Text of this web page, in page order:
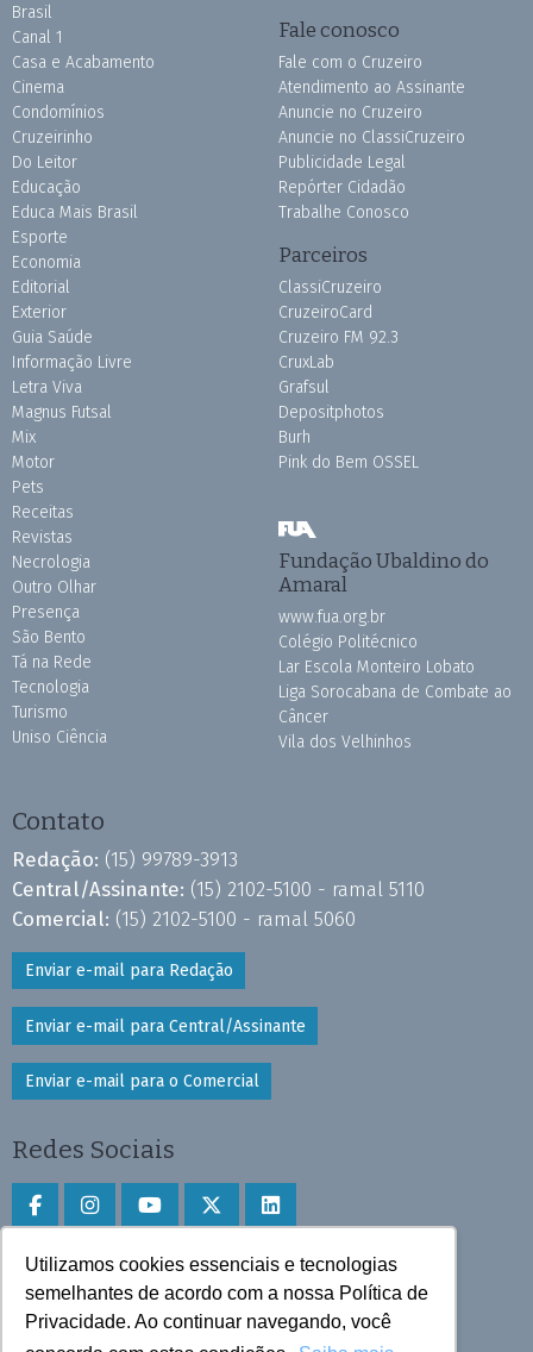
Utilizamos cookies essenciais e tecnologias
semelhantes de acordo com a nossa Política de
Privacidade. Ao continuar navegando, você
Brasil
Canal 1
Casa e Acabamento
Cinema
Condomínios
Cruzeirinho
Do Leitor
Educação
Educa Mais Brasil
Esporte
Economia
Editorial
Exterior
Guia Saúde
Informação Livre
Letra Viva
Magnus Futsal
Mix
Motor
Pets
Receitas
Revistas
Necrologia
Outro Olhar
Presença
São Bento
Tá na Rede
Tecnologia
Turismo
Uniso Ciência
Fale conosco
Fale com o Cruzeiro
Atendimento ao Assinante
Anuncie no Cruzeiro
Anuncie no ClassiCruzeiro
Publicidade Legal
Repórter Cidadão
Trabalhe Conosco
Parceiros
ClassiCruzeiro
CruzeiroCard
Cruzeiro FM 92.3
CruxLab
Grafsul
Depositphotos
Burh
Pink do Bem OSSEL
Fundação Ubaldino do
Amaral
www.fua.org.br
Colégio Politécnico
Lar Escola Monteiro Lobato
Liga Sorocabana de Combate ao
Câncer
Vila dos Velhinhos
Contato
Redação: (15) 99789-3913
Central/Assinante: (15) 2102-5100 - ramal 5110
Comercial: (15) 2102-5100 - ramal 5060
Enviar e-mail para Redação
Enviar e-mail para Central/Assinante
Enviar e-mail para o Comercial
Redes Sociais
Faça download do aplicativo
Play Store e App Store